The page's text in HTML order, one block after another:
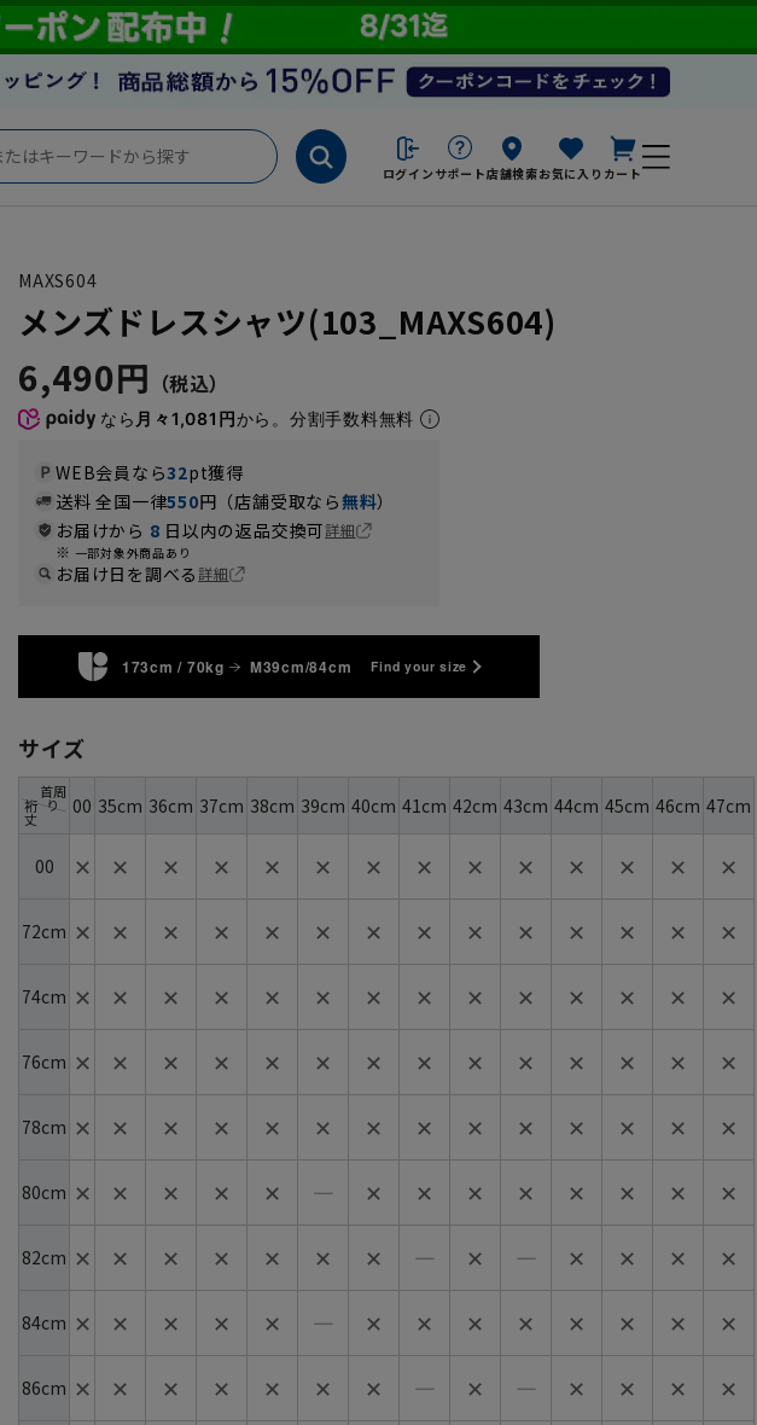
ログイン サポート店舗検索お気に入り カート
MAXS604
メンズドレスシャツ(103_MAXS604)
6,490円
なら 月々1,081円から。分割手数料無料
WEB会員なら32pt獲得
送料 全国一律550円（店舗受取なら無料）
お届けから 8 日以内の返品交換可詳細
一部対象外商品あり
お届け日を調べる詳細
173cm / 70kg M39cm/84cm Find your size
サイズ
裄
丈
首周
り 00 35cm 36cm 37cm 38cm 39cm 40cm 41cm 42cm 43cm 44cm 45cm 46cm 47cm
00 ✕ ✕ ✕ ✕ ✕ ✕ ✕ ✕ ✕ ✕ ✕ ✕ ✕ ✕
72cm ✕ ✕ ✕ ✕ ✕ ✕ ✕ ✕ ✕ ✕ ✕ ✕ ✕ ✕
74cm ✕ ✕ ✕ ✕ ✕ ✕ ✕ ✕ ✕ ✕ ✕ ✕ ✕ ✕
76cm ✕ ✕ ✕ ✕ ✕ ✕ ✕ ✕ ✕ ✕ ✕ ✕ ✕ ✕
78cm ✕ ✕ ✕ ✕ ✕ ✕ ✕ ✕ ✕ ✕ ✕ ✕ ✕ ✕
80cm ✕ ✕ ✕ ✕ ✕ ― ✕ ✕ ✕ ✕ ✕ ✕ ✕ ✕
82cm ✕ ✕ ✕ ✕ ✕ ✕ ✕ ― ✕ ― ✕ ✕ ✕ ✕
84cm ✕ ✕ ✕ ✕ ✕ ― ✕ ✕ ✕ ✕ ✕ ✕ ✕ ✕
86cm ✕ ✕ ✕ ✕ ✕ ✕ ✕ ― ✕ ― ✕ ✕ ✕ ✕